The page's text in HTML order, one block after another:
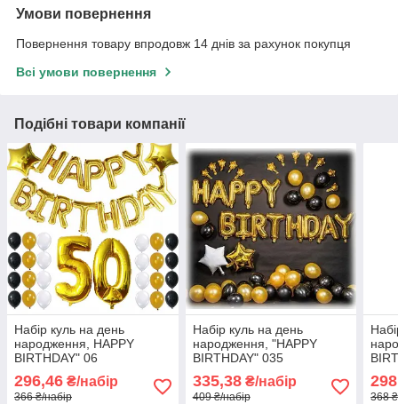
Умови повернення
Повернення товару впродовж 14 днів за рахунок покупця
Всі умови повернення
Подібні товари компанії
Набір куль на день
народження, HAPPY
BIRTHDAY" 06
296,46 ₴/набір
366 ₴/набір
Набір куль на день
народження, "HAPPY
BIRTHDAY" 035
335,38₴/набір
409 ₴/набір 368